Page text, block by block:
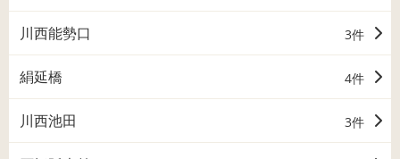
川西能勢口 3件
絹延橋 4件
川西池田 3件